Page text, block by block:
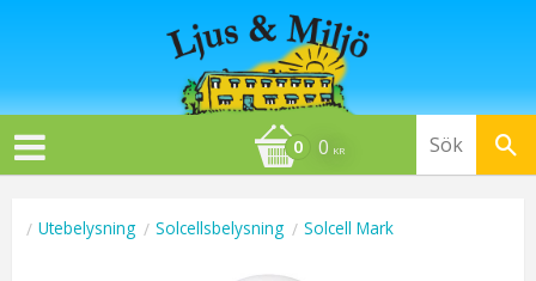
0 KR
Utebelysning Solcellsbelysning Solcell Mark